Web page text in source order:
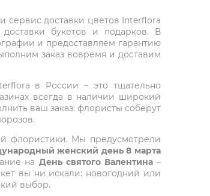
сервис доставки цветов Interflora
букетов и подарков. В
и предоставляем гарантию
заказ вовремя и доставим
в России – это тщательно
всегда в наличии широкий
ваш заказ: флористы соберут
флористики. Мы предусмотрели
женский день 8 марта
на День святого Валентина–
вы ни искали: новогодний или
выбор.